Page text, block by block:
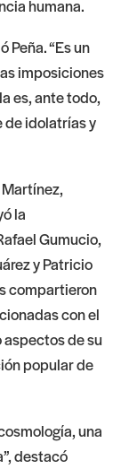
humana.
Peña. “Es un
imposiciones
es, ante todo,
de idolatrías y
la
Gumucio,
y Patricio
compartieron
con el
de su
popular de
una
destacó